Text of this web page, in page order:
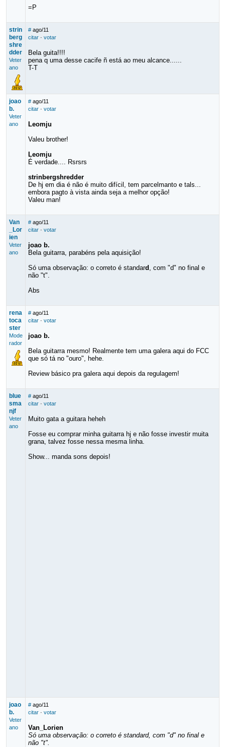
=P
strin
berg
shre
dder
Veter
ano
# ago/11
citar· votar
Bela guita!!!!
pena q uma desse cacife ñ está ao meu alcance......
T-T
joao
b.
Veter
ano
# ago/11
citar· votar
Leomju
Valeu brother!
Leomju
É verdade.... Rsrsrs
strinbergshredder
De hj em dia é não é muito difícil, tem parcelmanto e tals...
embora pagto à vista ainda seja a melhor opção!
Valeu man!
Van
_Lor
ien
Veter
ano
# ago/11
citar· votar
joao b.
Bela guitarra, parabéns pela aquisição!
Só uma observação: o correto é standard , com "d" no final e
não "t".
Abs
rena
toca
ster
Mode
rador
# ago/11
citar· votar
joao b.
Bela guitarra mesmo! Realmente tem uma galera aqui do FCC
que só tá no "ouro", hehe.
Review básico pra galera aqui depois da regulagem!
blue
sma
njf
Veter
ano
# ago/11
citar· votar
Muito gata a guitara heheh
Fosse eu comprar minha guitarra hj e não fosse investir muita
grana, talvez fosse nessa mesma linha.
Show... manda sons depois!
joao
b.
Veter
ano
# ago/11
citar· votar
Van_Lorien
Só uma observação: o correto é standard, com "d" no final e
não "t".